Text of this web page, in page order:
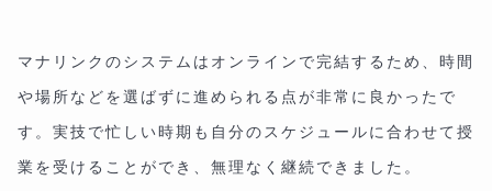
マナリンクのシステムはオンラインで完結するため、時間
や場所などを選ばずに進められる点が非常に良かったで
す。実技で忙しい時期も自分のスケジュールに合わせて授
業を受けることができ、無理なく継続できました。